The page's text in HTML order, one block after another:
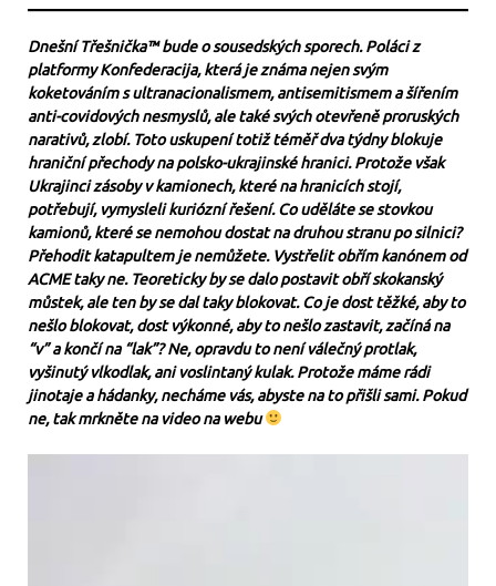
Dnešní Třešnička™ bude o sousedských sporech. Poláci z
platformy Konfederacija, která je známa nejen svým
koketováním s ultranacionalismem, antisemitismem a šířením
anti-covidových nesmyslů, ale také svých otevřeně proruských
narativů, zlobí. Toto uskupení totiž téměř dva týdny blokuje
hraniční přechody na polsko-ukrajinské hranici. Protože však
Ukrajinci zásoby v kamionech, které na hranicích stojí,
potřebují, vymysleli kuriózní řešení. Co uděláte se stovkou
kamionů, které se nemohou dostat na druhou stranu po silnici?
Přehodit katapultem je nemůžete. Vystřelit obřím kanónem od
ACME taky ne. Teoreticky by se dalo postavit obří skokanský
můstek, ale ten by se dal taky blokovat. Co je dost těžké, aby to
nešlo blokovat, dost výkonné, aby to nešlo zastavit, začíná na
“v” a končí na “lak”? Ne, opravdu to není válečný protlak,
vyšinutý vlkodlak, ani voslintaný kulak. Protože máme rádi
jinotaje a hádanky, necháme vás, abyste na to přišli sami. Pokud
ne, tak mrkněte na video na webu